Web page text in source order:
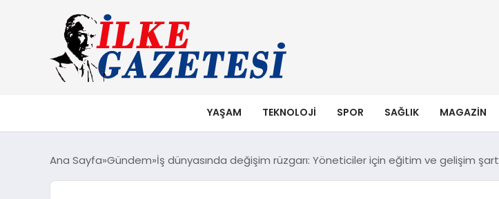
YAŞAM TEKNOLOJI SPOR SAĞLIK MAGAZIN
Ana Sayfa Gündem İş dünyasında değişim rüzgarı: Yöneticiler için eğitim ve gelişim şart